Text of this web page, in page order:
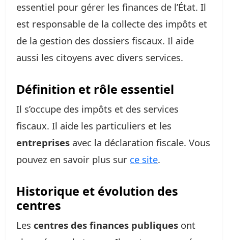
essentiel pour gérer les finances de l’État. Il
est responsable de la collecte des impôts et
de la gestion des dossiers fiscaux. Il aide
aussi les citoyens avec divers services.
Définition et rôle essentiel
Il s’occupe des impôts et des services
fiscaux. Il aide les particuliers et les
entreprises avec la déclaration fiscale. Vous
pouvez en savoir plus sur ce site.
Historique et évolution des
centres
Les centres des finances publiques ont